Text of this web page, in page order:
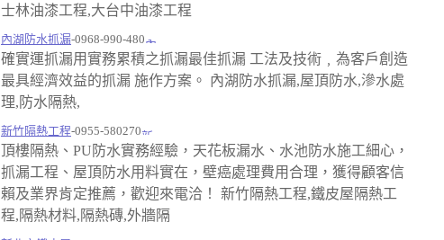
士林油漆工程,大台中油漆工程
內湖防水抓漏-0968-990-480
確實運抓漏用實務累積之抓漏最佳抓漏 工法及技術﹐為客戶創造
最具經濟效益的抓漏 施作方案。 內湖防水抓漏,屋頂防水,滲水處
理,防水隔熱,
新竹隔熱工程-0955-580270
頂樓隔熱、PU防水實務經驗，天花板漏水、水池防水施工細心，
抓漏工程、屋頂防水用料實在，壁癌處理費用合理，獲得顧客信
賴及業界肯定推薦，歡迎來電洽！ 新竹隔熱工程,鐵皮屋隔熱工
程,隔熱材料,隔熱磚,外牆隔